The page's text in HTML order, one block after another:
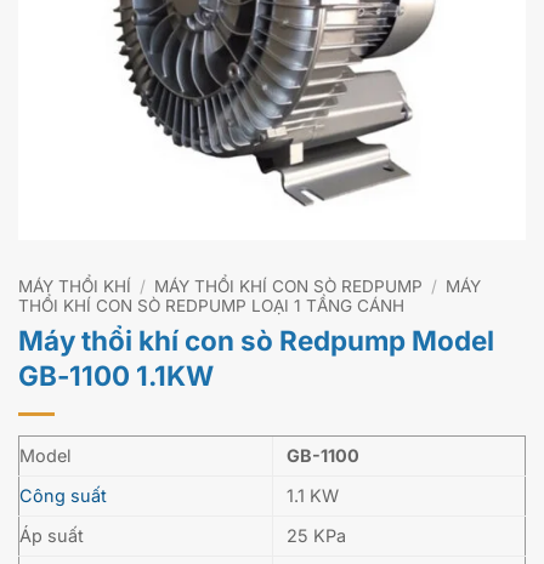
MÁY THỔI KHÍ / MÁY THỔI KHÍ CON SÒ REDPUMP / MÁY
THỔI KHÍ CON SÒ REDPUMP LOẠI 1 TẦNG CÁNH
Máy thổi khí con sò Redpump Model
GB-1100 1.1KW
Model
GB-1100
Công suất
1.1 KW
Áp suất
25 KPa